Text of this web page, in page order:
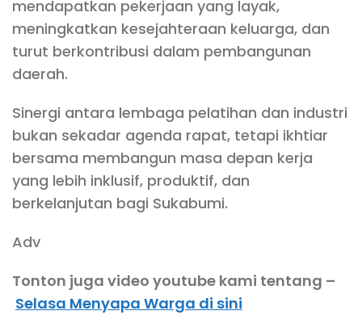
mendapatkan pekerjaan yang layak,
meningkatkan kesejahteraan keluarga, dan
turut berkontribusi dalam pembangunan
daerah.
Sinergi antara lembaga pelatihan dan industri
bukan sekadar agenda rapat, tetapi ikhtiar
bersama membangun masa depan kerja
yang lebih inklusif, produktif, dan
berkelanjutan bagi Sukabumi.
Adv
Tonton juga video youtube kami tentang –
Selasa Menyapa Warga di sini